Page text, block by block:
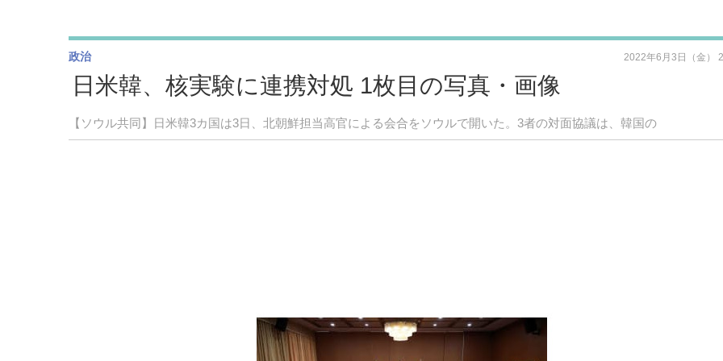
日米韓、核実験に連携対処 1枚目の写真・画像
【ソウル共同】日米韓3カ国は3日、北朝鮮担当高官による会合をソウルで開いた。3者の対面協議は、韓国の
政治 2022年6月3日（金）